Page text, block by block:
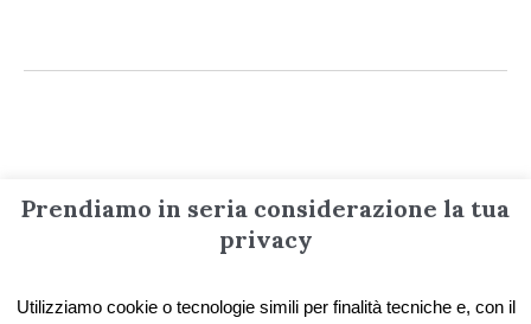
Informazioni
Privacy e Cookie
Prendiamo in seria considerazione la tua
privacy
Utilizziamo cookie o tecnologie simili per finalità tecniche e, con il